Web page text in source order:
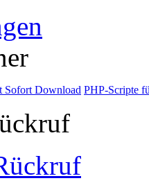
Sofort Download PHP-Scripte